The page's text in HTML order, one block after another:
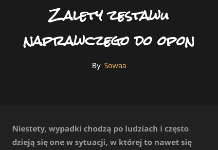
Zalety zestawu
naprawczego do opon
By
By Sowaa
Niestety, wypadki chodzą po ludziach i często
dzieją się one w sytuacji, w której to nawet się